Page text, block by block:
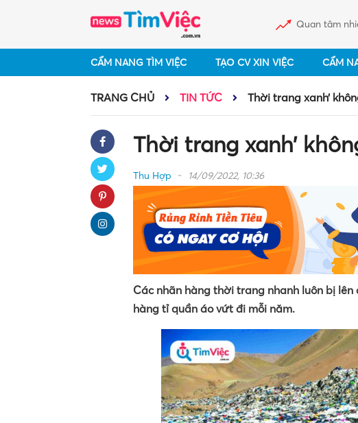
Quan tâm
CẨM NANG TÌM VIỆC TẠO CV XIN VIỆC CẨM
TRANG CHỦ TIN TỨC Thời trang xanh’
Thời trang xanh’
Thu Hợp 14/09/2022, 10:36
Các nhãn hàng thời trang nhanh luôn bị
hàng tỉ quần áo vứt đi mỗi năm.